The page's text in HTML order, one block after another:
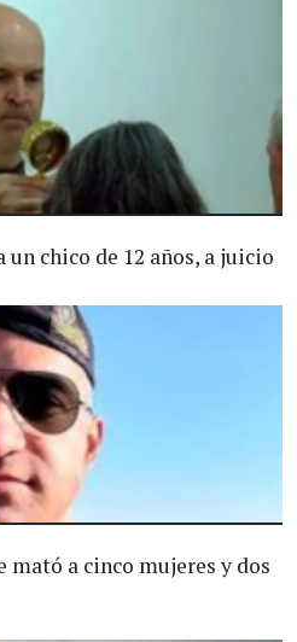
chico de 12 años, a juicio
a cinco mujeres y dos